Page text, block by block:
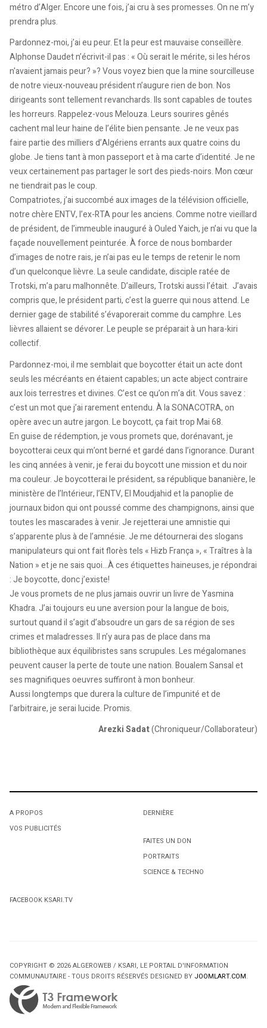
métro d’Alger. Encore une fois, j’ai cru à ses promesses. On ne m’y
prendra plus.
Pardonnez-moi, j’ai eu peur. Et la peur est mauvaise conseillère.
Alphonse Daudet n’écrivit-il pas : « Où serait le mérite, si les héros
n'avaient jamais peur? »? Vous voyez bien que la mine sourcilleuse
de notre vieux-nouveau président n’augure rien de bon. Nos
dirigeants sont tellement revanchards. Ils sont capables de toutes
les horreurs. Rappelez-vous Melouza. Leurs sourires gênés
cachent mal leur haine de l’élite bien pensante. Je ne veux pas
faire partie des milliers d’Algériens errants aux quatre coins du
globe. Je tiens tant à mon passeport et à ma carte d’identité. Je ne
veux certainement pas partager le sort des pieds-noirs. Mon cœur
ne tiendrait pas le coup.
Compatriotes, j’ai succombé aux images de la télévision officielle,
notre chère ENTV, l’ex-RTA pour les anciens. Comme notre vieillard
de président, de l’immeuble inauguré à Ouled Yaich, je n’ai vu que la
façade nouvellement peinturée. À force de nous bombarder
d’images de notre rais, je n’ai pas eu le temps de retenir le nom
d’un quelconque lièvre. La seule candidate, disciple ratée de
Trotski, m’a paru malhonnête. D’ailleurs, Trotski aussi l’était. J’avais
compris que, le président parti, c’est la guerre qui nous attend. Le
dernier gage de stabilité s’évaporerait comme du camphre. Les
lièvres allaient se dévorer. Le peuple se préparait à un hara-kiri
collectif.
Pardonnez-moi, il me semblait que boycotter était un acte dont
seuls les mécréants en étaient capables; un acte abject contraire
aux lois terrestres et divines. C’est ce qu’on m’a dit. Vous savez :
c’est un mot que j’ai rarement entendu. À la SONACOTRA, on
opère avec un autre jargon. Le boycott, ça fait trop Mai 68.
En guise de rédemption, je vous promets que, dorénavant, je
boycotterai ceux qui m’ont berné et gardé dans l’ignorance. Durant
les cinq années à venir, je ferai du boycott une mission et du noir
ma couleur. Je boycotterai le président, sa république bananière, le
ministère de l’Intérieur, l’ENTV, El Moudjahid et la panoplie de
journaux bidon qui ont poussé comme des champignons, ainsi que
toutes les mascarades à venir. Je rejetterai une amnistie qui
s’apparente plus à de l’amnésie. Je me détournerai des slogans
manipulateurs qui ont fait florès tels « Hizb França », « Traîtres à la
Nation » et je ne sais quoi…À ces étiquettes haineuses, je répondrai
: Je boycotte, donc j’existe!
Je vous promets de ne plus jamais ouvrir un livre de Yasmina
Khadra. J’ai toujours eu une aversion pour la langue de bois,
surtout quand il s’agit d’absoudre un gars de sa région de ses
crimes et maladresses. Il n’y aura pas de place dans ma
bibliothèque aux équilibristes sans scrupules. Les mégalomanes
peuvent causer la perte de toute une nation. Boualem Sansal et
ses magnifiques oeuvres suffiront à mon bonheur.
Aussi longtemps que durera la culture de l’impunité et de
l’arbitraire, je serai lucide. Promis.
Arezki Sadat(Chroniqueur/Collaborateur)
A PROPOS
VOS PUBLICITÉS
DERNIÈRE
FAITES UN DON
PORTRAITS
SCIENCE & TECHNO
FACEBOOK KSARI.TV
COPYRIGHT © 2026 ALGEROWEB / KSARI, LE PORTAIL D'INFORMATION
COMMUNAUTAIRE - TOUS DROITS RÉSERVÉS DESIGNED BY JOOMLART.COM.